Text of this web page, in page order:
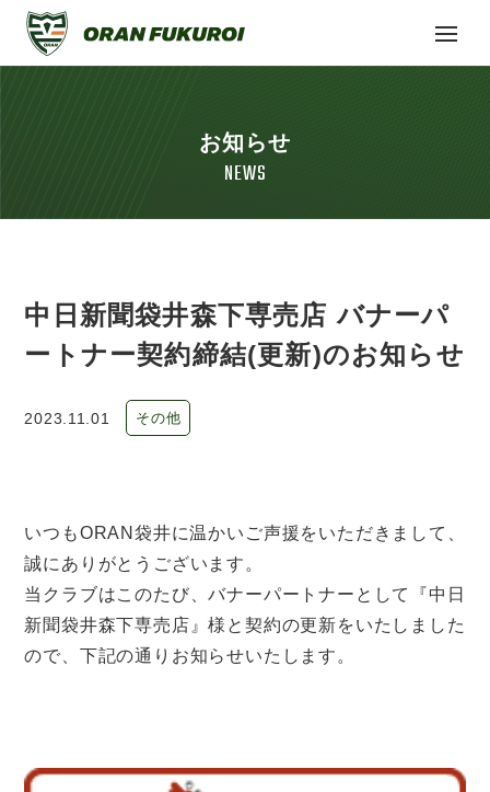
お知らせ
NEWS
中日新聞袋井森下専売店 バナーパ
ートナー契約締結(更新)のお知らせ
2023.11.01 その他
いつもORAN袋井に温かいご声援をいただきまして、
誠にありがとうございます。
当クラブはこのたび、バナーパートナーとして『中日
新聞袋井森下専売店』様と契約の更新をいたしました
ので、下記の通りお知らせいたします。